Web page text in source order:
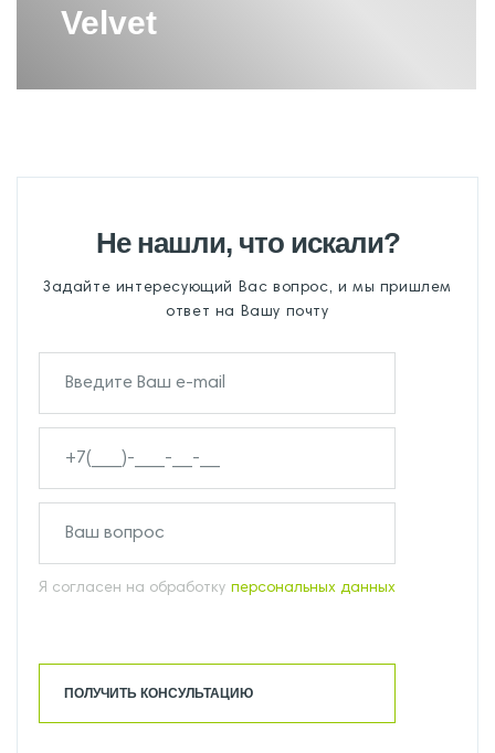
Velvet
Не нашли, что искали?
Задайте интересующий Вас вопрос, и мы пришлем
ответ на Вашу почту
Я согласен на обработку персональных данных
ПОЛУЧИТЬ КОНСУЛЬТАЦИЮ